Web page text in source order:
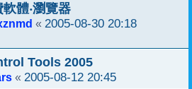
體‧瀏覽器
« 2005-08-30 20:18
Tools 2005
« 2005-08-12 20:45